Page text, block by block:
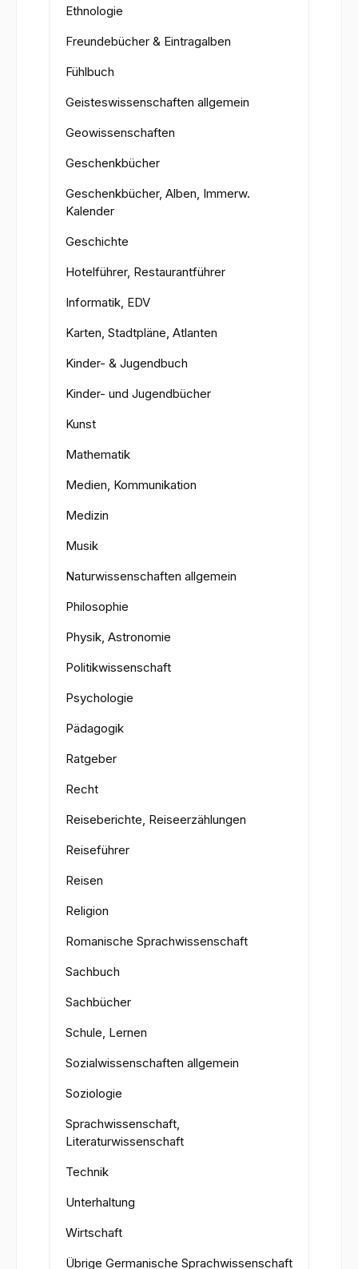
Ethnologie
Freundebücher & Eintragalben
Fühlbuch
Geisteswissenschaften allgemein
Geowissenschaften
Geschenkbücher
Geschenkbücher, Alben, Immerw.
Kalender
Geschichte
Hotelführer, Restaurantführer
Informatik, EDV
Karten, Stadtpläne, Atlanten
Kinder- & Jugendbuch
Kinder- und Jugendbücher
Kunst
Mathematik
Medien, Kommunikation
Medizin
Musik
Naturwissenschaften allgemein
Philosophie
Physik, Astronomie
Politikwissenschaft
Psychologie
Pädagogik
Ratgeber
Recht
Reiseberichte, Reiseerzählungen
Reiseführer
Reisen
Religion
Romanische Sprachwissenschaft
Sachbuch
Sachbücher
Schule, Lernen
Sozialwissenschaften allgemein
Soziologie
Sprachwissenschaft,
Literaturwissenschaft
Technik
Unterhaltung
Wirtschaft
Übrige Germanische Sprachwissenschaft